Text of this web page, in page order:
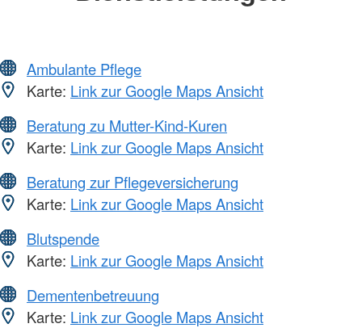
Ambulante Pflege
Karte: Link zur Google Maps Ansicht
Beratung zu Mutter-Kind-Kuren
Karte: Link zur Google Maps Ansicht
Beratung zur Pflegeversicherung
Karte: Link zur Google Maps Ansicht
Blutspende
Karte: Link zur Google Maps Ansicht
Dementenbetreuung
Karte: Link zur Google Maps Ansicht